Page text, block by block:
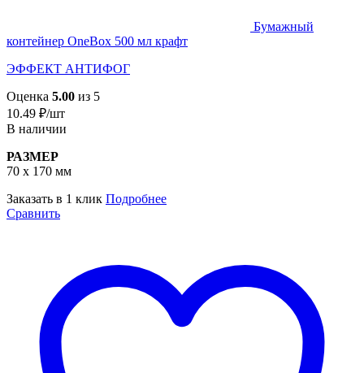
Бумажный
контейнер OneBox 500 мл крафт
ЭФФЕКТ АНТИФОГ
Оценка 5.00 из 5
10.49 ₽/шт
В наличии
РАЗМЕР
70 х 170 мм
Заказать в 1 клик Подробнее
Сравнить